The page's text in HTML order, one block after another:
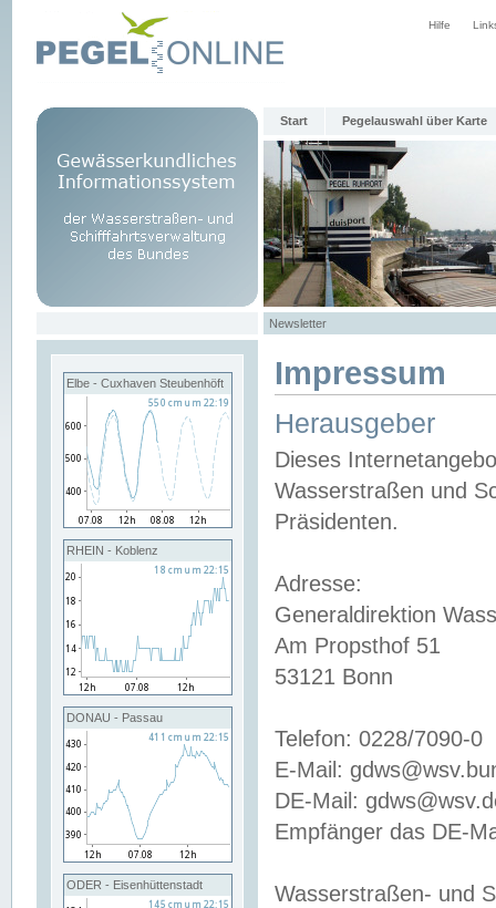
Hilfe
Start Pegelauswahl über Karte
Newsletter
Elbe - Cuxhaven Steubenhöft
RHEIN - Koblenz
DONAU - Passau
ODER - Eisenhüttenstadt
Impressum
Herausgeber
Dieses
Wasserstraßen und
Präsidenten.
Adresse:
Generaldirektion
Am Propsthof 51
53121 Bonn
Telefon: 0228/7090-0
E-Mail:
DE-Mail:
Empfänger das DE-
Wasserstraßen- und